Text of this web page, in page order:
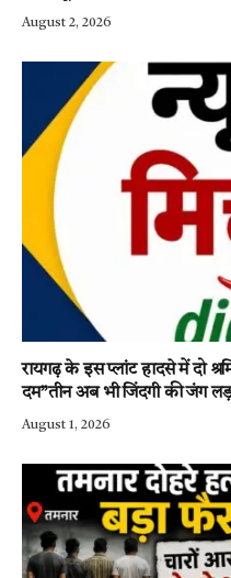
August 2, 2026
रायगढ़ के इस प्लांट हादसे में दो
दम”तीन अब भी जिंदगी की जंग
August 1, 2026